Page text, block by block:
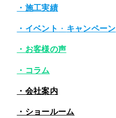
・施工実績
・イベント ・ キャンペーン
・お客様の声
・コラム
・会社案内
・ショールーム